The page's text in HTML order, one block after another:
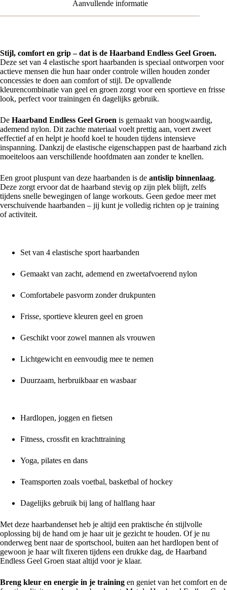
Aanvullende informatie
Stijl, comfort en grip – dat is de Haarband Endless Geel Groen.
Deze set van 4 elastische sport haarbanden is speciaal ontworpen voor
actieve mensen die hun haar onder controle willen houden zonder
concessies te doen aan comfort of stijl. De opvallende
kleurencombinatie van geel en groen zorgt voor een sportieve en frisse
look, perfect voor trainingen én dagelijks gebruik.
De Haarband Endless Geel Groen is gemaakt van hoogwaardig,
ademend nylon. Dit zachte materiaal voelt prettig aan, voert zweet
effectief af en helpt je hoofd koel te houden tijdens intensieve
inspanning. Dankzij de elastische eigenschappen past de haarband zich
moeiteloos aan verschillende hoofdmaten aan zonder te knellen.
Een groot pluspunt van deze haarbanden is de antislip binnenlaag.
Deze zorgt ervoor dat de haarband stevig op zijn plek blijft, zelfs
tijdens snelle bewegingen of lange workouts. Geen gedoe meer met
verschuivende haarbanden – jij kunt je volledig richten op je training
of activiteit.
Set van 4 elastische sport haarbanden
Gemaakt van zacht, ademend en zweetafvoerend nylon
Comfortabele pasvorm zonder drukpunten
Frisse, sportieve kleuren geel en groen
Geschikt voor zowel mannen als vrouwen
Lichtgewicht en eenvoudig mee te nemen
Duurzaam, herbruikbaar en wasbaar
Hardlopen, joggen en fietsen
Fitness, crossfit en krachttraining
Yoga, pilates en dans
Teamsporten zoals voetbal, basketbal of hockey
Dagelijks gebruik bij lang of halflang haar
Met deze haarbandenset heb je altijd een praktische én stijlvolle
oplossing bij de hand om je haar uit je gezicht te houden. Of je nu
onderweg bent naar de sportschool, buiten aan het hardlopen bent of
gewoon je haar wilt fixeren tijdens een drukke dag, de Haarband
Endless Geel Groen staat altijd voor je klaar.
Breng kleur en energie in je training en geniet van het comfort en de